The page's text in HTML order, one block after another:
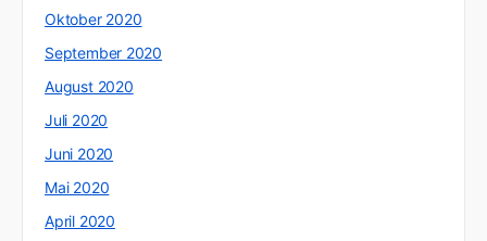
Oktober 2020
September 2020
August 2020
Juli 2020
Juni 2020
Mai 2020
April 2020